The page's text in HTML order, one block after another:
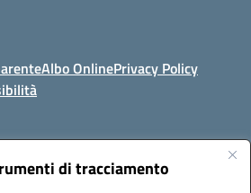
di tracciamento
Albo OnlinePrivacy Policy